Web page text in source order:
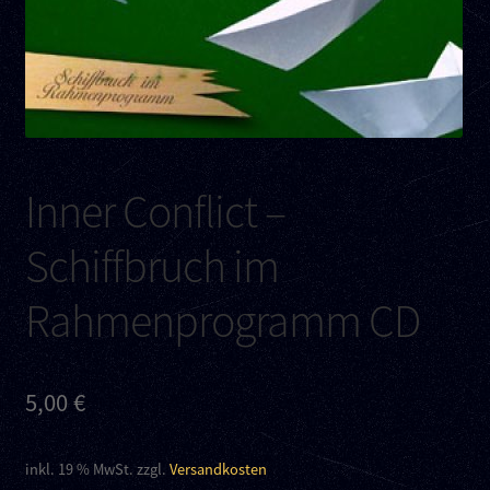
Links
Inner Conflict –
Schiffbruch im
Rahmenprogramm CD
5,00€
inkl. 19 % MwSt. zzgl. Versandkosten